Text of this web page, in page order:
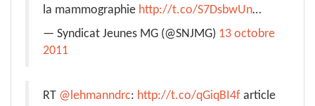
la mammographie http://t.co/S7DsbwUn…
— Syndicat Jeunes MG (@SNJMG) 13 octobre
2011
RT @lehmanndrc: http://t.co/qGiqBI4f article